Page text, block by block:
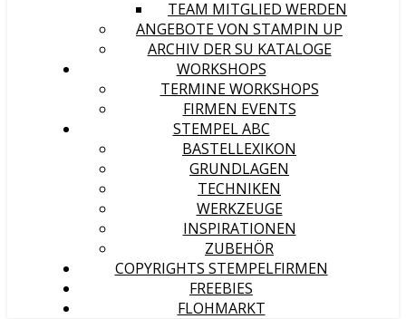
TEAM MITGLIED WERDEN
ANGEBOTE VON STAMPIN UP
ARCHIV DER SU KATALOGE
WORKSHOPS
TERMINE WORKSHOPS
FIRMEN EVENTS
STEMPEL ABC
BASTELLEXIKON
GRUNDLAGEN
TECHNIKEN
WERKZEUGE
INSPIRATIONEN
ZUBEHÖR
COPYRIGHTS STEMPELFIRMEN
FREEBIES
FLOHMARKT